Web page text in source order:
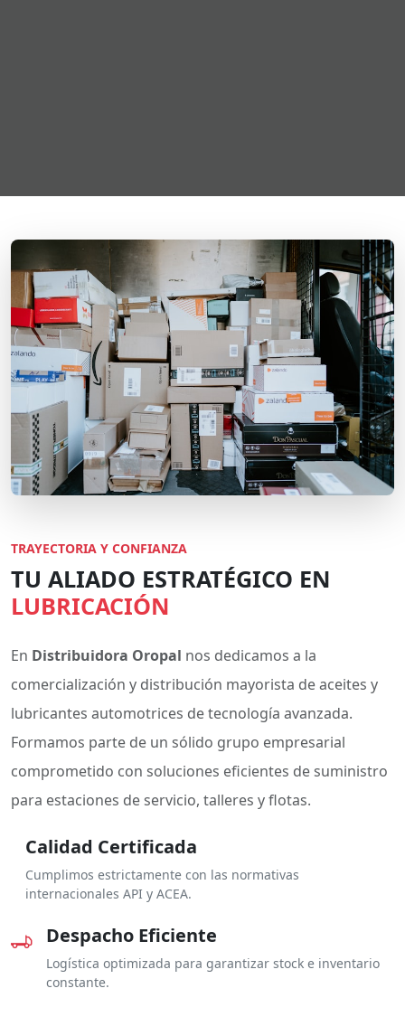
TRAYECTORIA Y CONFIANZA
TU ALIADO ESTRATÉGICO EN
LUBRICACIÓN
En Distribuidora Oropal nos dedicamos a la
comercialización y distribución mayorista de aceites y
lubricantes automotrices de tecnología avanzada.
Formamos parte de un sólido grupo empresarial
comprometido con soluciones eficientes de suministro
para estaciones de servicio, talleres y flotas.
Calidad Certificada
Cumplimos estrictamente con las normativas
internacionales API y ACEA.
Despacho Eficiente
Logística optimizada para garantizar stock e inventario
constante.